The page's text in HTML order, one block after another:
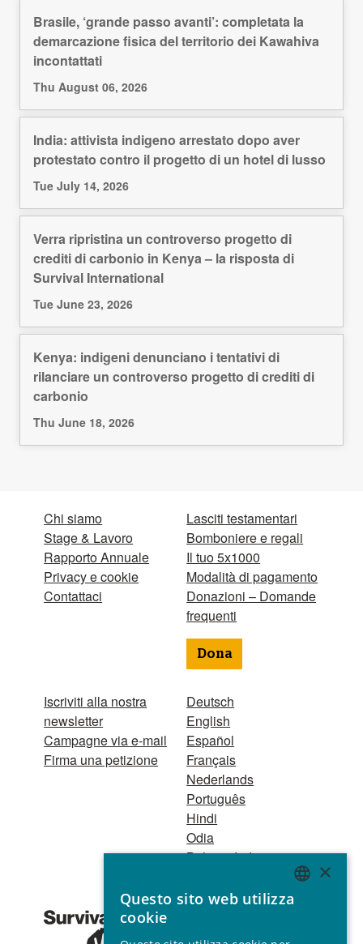
Brasile, ‘grande passo avanti’: completata la
demarcazione fisica del territorio dei Kawahiva
incontattati
Thu August 06, 2026
India: attivista indigeno arrestato dopo aver
protestato contro il progetto di un hotel di lusso
Tue July 14, 2026
Verra ripristina un controverso progetto di
crediti di carbonio in Kenya – la risposta di
Survival International
Tue June 23, 2026
Kenya: indigeni denunciano i tentativi di
rilanciare un controverso progetto di crediti di
carbonio
Thu June 18, 2026
Chi siamo
Stage & Lavoro
Rapporto Annuale
Privacy e cookie
Contattaci
Iscriviti alla nostra
newsletter
Campagne via e-mail
Firma una petizione
Lasciti testamentari
Bomboniere e regali
Il tuo 5x1000
Modalità di pagamento
Donazioni – Domande
frequenti
Dona
Deutsch
English
Español
Français
Nederlands
Português
Hindi
Odia
Bahasa Indonesia
Registro Persone
1521 Registered
ENGLISH
×
Questo sito web utilizza
cookie